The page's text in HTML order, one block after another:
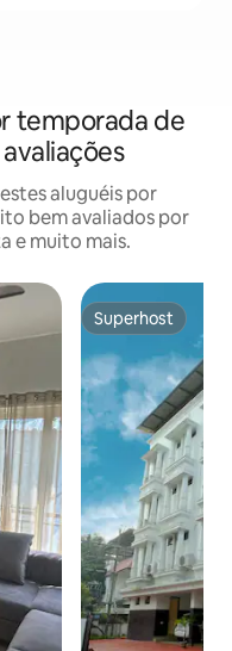
temporada de
aluguéis por
bem avaliados por
e muito mais.
Superhost
Superhost